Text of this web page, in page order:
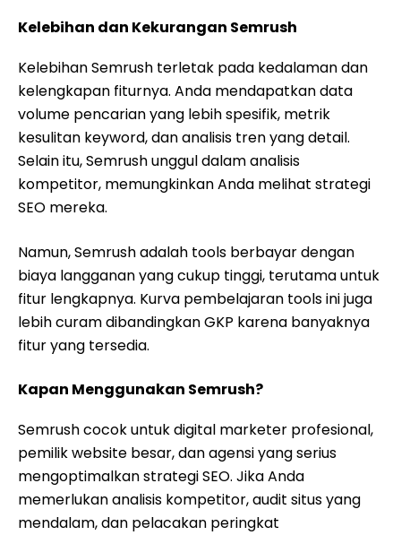
Kelebihan dan Kekurangan Semrush
Kelebihan Semrush terletak pada kedalaman dan
kelengkapan fiturnya. Anda mendapatkan data
volume pencarian yang lebih spesifik, metrik
kesulitan keyword, dan analisis tren yang detail.
Selain itu, Semrush unggul dalam analisis
kompetitor, memungkinkan Anda melihat strategi
SEO mereka.
Namun, Semrush adalah tools berbayar dengan
biaya langganan yang cukup tinggi, terutama untuk
fitur lengkapnya. Kurva pembelajaran tools ini juga
lebih curam dibandingkan GKP karena banyaknya
fitur yang tersedia.
Kapan Menggunakan Semrush?
Semrush cocok untuk digital marketer profesional,
pemilik website besar, dan agensi yang serius
mengoptimalkan strategi SEO. Jika Anda
memerlukan analisis kompetitor, audit situs yang
mendalam, dan pelacakan peringkat